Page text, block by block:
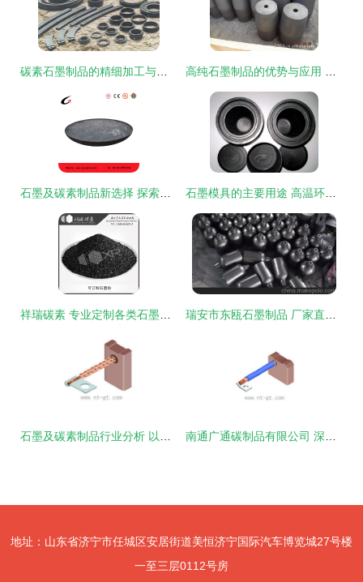
地址：山东省济宁市任城区安居街道美恒济宁国际汽车博览城27号楼
一至三层0112号房